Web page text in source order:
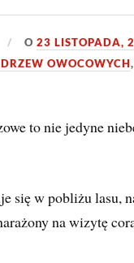
O23 LISTOPADA,
OWOCOWYCH
to nie jedyne
się w pobliżu lasu,
na wizytę